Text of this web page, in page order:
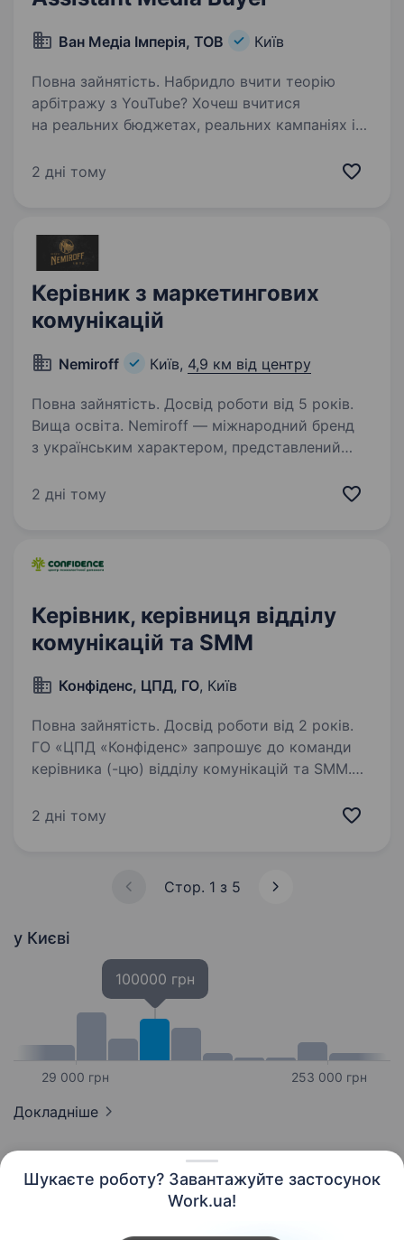
Шукаєте роботу? Завантажуйте застосунок
Work.ua!
Ван Медіа Імперія, ТОВ Київ
Повна зайнятість. Набридло вчити теорію
арбітражу з YouTube? Хочеш вчитися
на реальних бюджетах, реальних кампаніях і
пройшли цей шлях? OneMedia — міжнародний
2 дні тому
Керівник з маркетингових
комунікацій
Nemiroff Київ, 4,9 км від центру
Повна зайнятість. Досвід роботи від 5 років.
Вища освіта. Nemiroff — міжнародний бренд
з українським характером, представлений
of Integrated Communications & Media — лідера,
2 дні тому
Керівник, керівниця відділу
комунікацій та SMM
Конфіденс, ЦПД, ГО, Київ
Повна зайнятість. Досвід роботи від 2 років.
ГО «ЦПД «Конфіденс» запрошує до команди
керівника (-цю) відділу комунікацій та SMM.
мислить стратегічно, вміє будувати бренд
2 дні тому
Стор. 1 з 5
у Києві
29 000 грн
100000 грн
253 000 грн
Докладніше